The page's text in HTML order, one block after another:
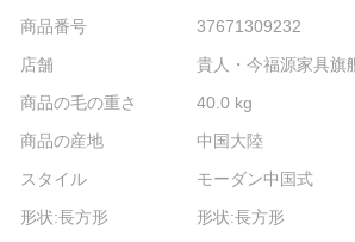
商品番号
37671309232
店舗
貴人・今福源家具旗
商品の毛の重さ
40.0 kg
商品の産地
中国大陸
スタイル
モーダン中国式
形状:長方形
形状:長方形